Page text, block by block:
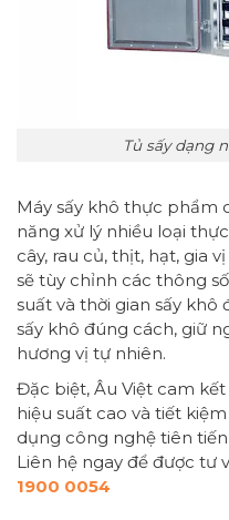
Tủ sấy dạng
Máy sấy khô thực phẩm
năng xử lý nhiều loại
cây, rau củ, thịt, hạt, gia
sẽ tùy chỉnh các thông
suất và thời gian sấy
sấy khô đúng cách, giữ
hương vị tự nhiên.
Đặc biệt, Âu Việt cam
hiệu suất cao và tiết
dụng công nghệ tiên
Liên hệ ngay để được tư
1900 0054